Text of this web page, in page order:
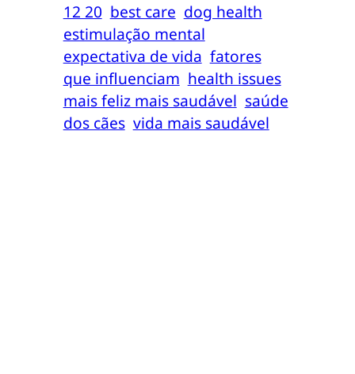
12 20 best care dog health
estimulação mental
expectativa de vida fatores
que influenciam health issues
mais feliz mais saudável saúde
dos cães vida mais saudável